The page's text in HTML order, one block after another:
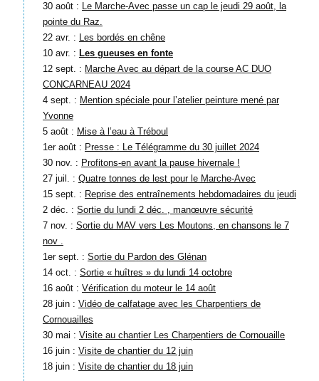
30 août : Le Marche-Avec passe un cap le jeudi 29 août, la
pointe du Raz.
22 avr. : Les bordés en chêne
10 avr. : Les gueuses en fonte
12 sept. : Marche Avec au départ de la course AC DUO
CONCARNEAU 2024
4 sept. : Mention spéciale pour l’atelier peinture mené par
Yvonne
5 août : Mise à l’eau à Tréboul
1er août : Presse : Le Télégramme du 30 juillet 2024
30 nov. : Profitons-en avant la pause hivernale !
27 juil. : Quatre tonnes de lest pour le Marche-Avec
15 sept. : Reprise des entraînements hebdomadaires du jeudi
2 déc. : Sortie du lundi 2 déc. , manœuvre sécurité
7 nov. : Sortie du MAV vers Les Moutons, en chansons le 7
nov .
1er sept. : Sortie du Pardon des Glénan
14 oct. : Sortie « huîtres » du lundi 14 octobre
16 août : Vérification du moteur le 14 août
28 juin : Vidéo de calfatage avec les Charpentiers de
Cornouailles
30 mai : Visite au chantier Les Charpentiers de Cornouaille
16 juin : Visite de chantier du 12 juin
18 juin : Visite de chantier du 18 juin